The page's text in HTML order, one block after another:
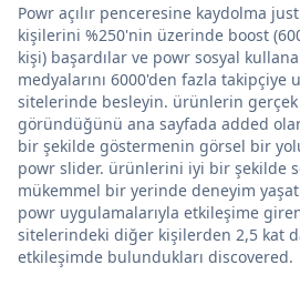
Powr açılır penceresine kaydolma
kişilerini %250'nin üzerinde boost
kişi) başardılar ve powr sosyal
medyalarını 6000'den fazla takipçiye
sitelerinde besleyin. ürünlerin gerçek
göründüğünü ana sayfada added
bir şekilde göstermenin görsel bir
powr slider. ürünlerini iyi bir şekilde
mükemmel bir yerinde deneyim
powr uygulamalarıyla etkileşime
sitelerindeki diğer kişilerden 2,5 kat
etkileşimde bulundukları discovered.